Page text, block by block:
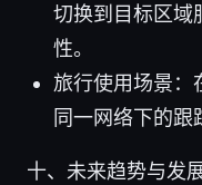
切换到目标区域
性。
旅行使用场景：
同一网络下的跟
十、未来趋势与发